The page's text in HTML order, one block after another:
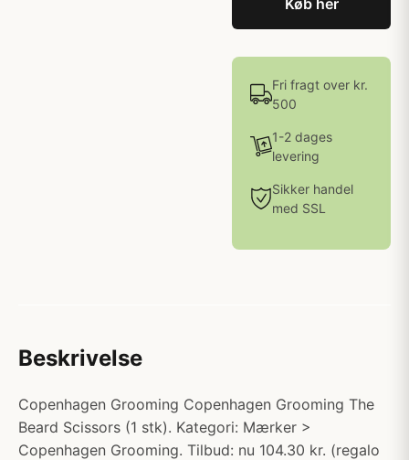
Køb her
Fri fragt over kr.
500
1-2 dages
levering
Sikker handel
med SSL
Beskrivelse
Copenhagen Grooming Copenhagen Grooming The
Beard Scissors (1 stk). Kategori: Mærker >
Copenhagen Grooming. Tilbud: nu 104.30 kr. (regalo